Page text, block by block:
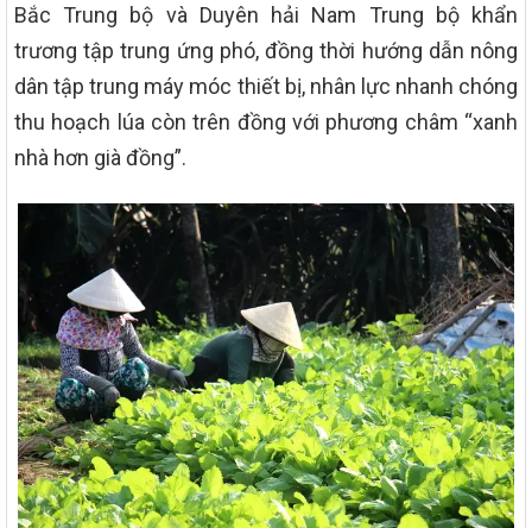
Bắc Trung bộ và Duyên hải Nam Trung bộ khẩn
trương tập trung ứng phó, đồng thời hướng dẫn nông
dân tập trung máy móc thiết bị, nhân lực nhanh chóng
thu hoạch lúa còn trên đồng với phương châm “xanh
nhà hơn già đồng”.